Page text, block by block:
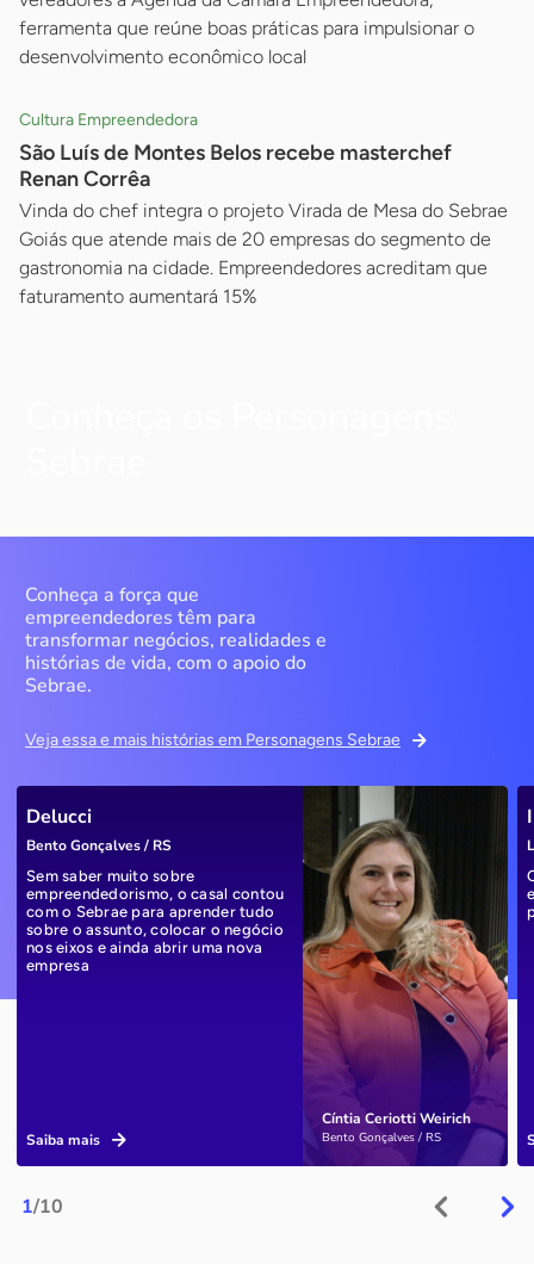
ferramenta que reúne boas práticas para impulsionar o
desenvolvimento econômico local
Cultura Empreendedora
São Luís de Montes Belos recebe masterchef
Renan Corrêa
Vinda do chef integra o projeto Virada de Mesa do Sebrae
Goiás que atende mais de 20 empresas do segmento de
gastronomia na cidade. Empreendedores acreditam que
faturamento aumentará 15%
Conheça a força que
empreendedores têm para
transformar negócios, realidades e
histórias de vida, com o apoio do
Sebrae.
Veja essa e mais histórias em Personagens Sebrae
1/10
Cíntia Ceriotti Weirich
Bento Gonçalves / RS
Delucci
Bento Gonçalves / RS
Sem saber muito sobre
empreendedorismo, o casal contou
com o Sebrae para aprender tudo
sobre o assunto, colocar o negócio
nos eixos e ainda abrir uma nova
empresa
Saiba mais